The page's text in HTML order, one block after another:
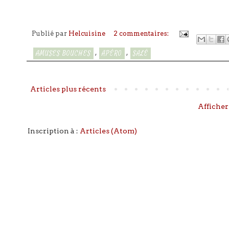
Publié par Helcuisine 2 commentaires:
AMUSES BOUCHES , APÉRO , SALÉ
Articles plus récents
Afficher
Inscription à : Articles (Atom)